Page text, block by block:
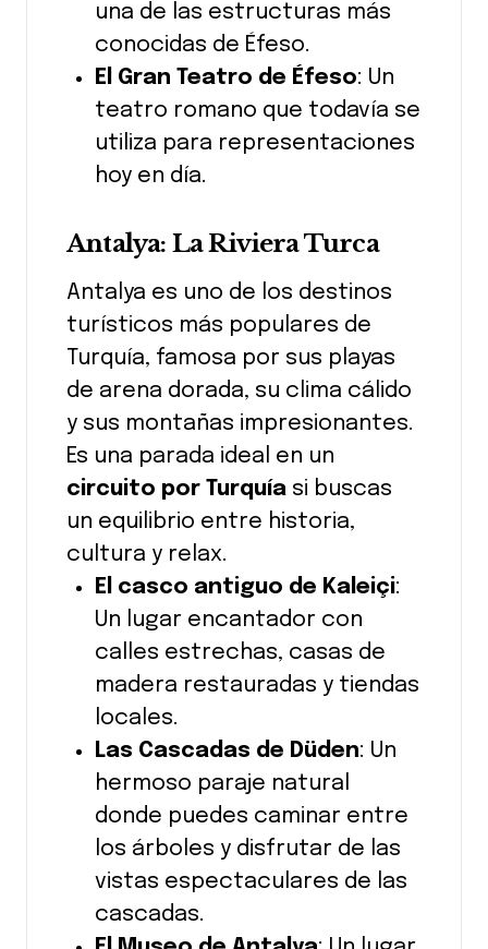
una de las estructuras más
conocidas de Éfeso.
El Gran Teatro de Éfeso: Un
teatro romano que todavía se
utiliza para representaciones
hoy en día.
Antalya: La Riviera Turca
Antalya es uno de los destinos
turísticos más populares de
Turquía, famosa por sus playas
de arena dorada, su clima cálido
y sus montañas impresionantes.
Es una parada ideal en un
circuito por Turquía si buscas
un equilibrio entre historia,
cultura y relax.
El casco antiguo de Kaleiçi:
Un lugar encantador con
calles estrechas, casas de
madera restauradas y tiendas
locales.
Las Cascadas de Düden: Un
hermoso paraje natural
donde puedes caminar entre
los árboles y disfrutar de las
vistas espectaculares de las
cascadas.